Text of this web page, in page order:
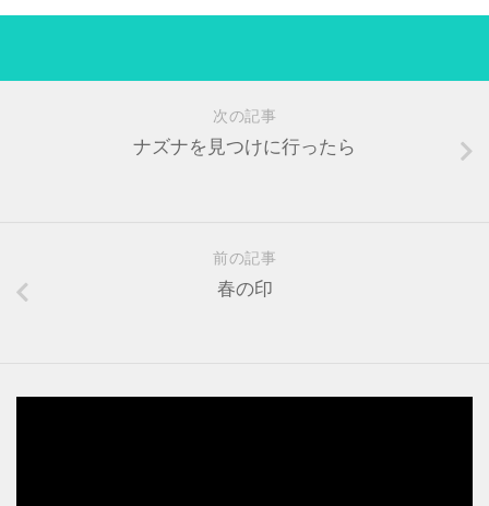
次の記事
ナズナを見つけに行ったら
前の記事
春の印